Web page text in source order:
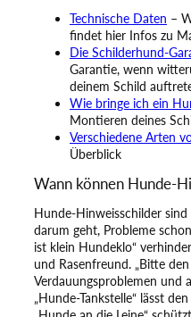
Technische Daten –
findet hier Infos zu
Die Schilderhund-
Garantie, wenn
deinem Schild
Wie bringe ich ein
Montieren deines
Verschiedene Arten
Überblick
Wann können Hunde-
Hunde-Hinweisschilder
darum geht, Probleme
ist klein Hundeklo“
und Rasenfreund. „Bitte
Verdauungsproblemen und
„Hunde-Tankstelle“ lässt